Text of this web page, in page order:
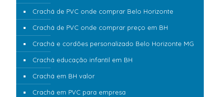
Crachá de PVC onde comprar Belo Horizonte
Crachá de PVC onde comprar preço em BH
Crachá e cordões personalizado Belo Horizonte MG
Crachá educação infantil em BH
Crachá em BH valor
Crachá em PVC para empresa